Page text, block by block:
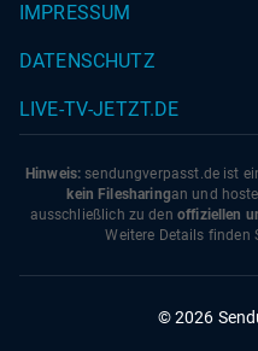
IMPRESSUM
DATENSCHUTZ
LIVE-TV-JETZT.DE
Hinweis: sendungverpasst.de ist
kein Filesharingan und
ausschließlich zu den offiziellen
Weitere Details finden
© 2026